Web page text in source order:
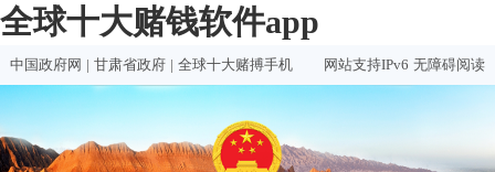
全球十大赌钱软件app
中国政府网 | 甘肃省政府 | 全球十大赌搏手机 网站支持IPv6 无障碍阅读